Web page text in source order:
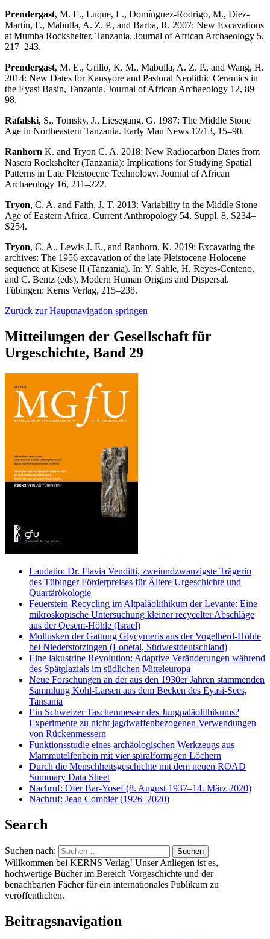
Prendergast, M. E., Luque, L., Domínguez-Rodrigo, M., Diez-
Martín, F., Mabulla, A. Z. P., and Barba, R. 2007: New Excavations
at Mumba Rockshelter, Tanzania. Journal of African Archaeology 5,
217–243.
Prendergast, M. E., Grillo, K. M., Mabulla, A. Z. P., and Wang, H.
2014: New Dates for Kansyore and Pastoral Neolithic Ceramics in
the Eyasi Basin, Tanzania. Journal of African Archaeology 12, 89–
98.
Rafalski, S., Tomsky, J., Liesegang, G. 1987: The Middle Stone
Age in Northeastern Tanzania. Early Man News 12/13, 15–90.
Ranhorn K. and Tryon C. A. 2018: New Radiocarbon Dates from
Nasera Rockshelter (Tanzania): Implications for Studying Spatial
Patterns in Late Pleistocene Technology. Journal of African
Archaeology 16, 211–222.
Tryon, C. A. and Faith, J. T. 2013: Variability in the Middle Stone
Age of Eastern Africa. Current Anthro­pology 54, Suppl. 8, S234–
S254.
Tryon, C. A., Lewis J. E., and Ranhorn, K. 2019: Excavating the
archives: The 1956 excavation of the late Pleistocene‐Holocene
sequence at Kisese II (Tanzania). In: Y. Sahle, H. Reyes-Centeno,
and C. Bentz (eds), Modern Human Origins and Dispersal.
Tübingen: Kerns Verlag, 215–238.
Zurück zur Hauptnavigation springen
Mitteilungen der Gesellschaft für
Urgeschichte, Band 29
Laudatio: Dr. Flavia Venditti, zweiundzwanzigste Trägerin
des Tübinger Förderpreises für Ältere Urgeschichte und
Quartärökologie
Feuerstein-Recycling im Altpaläolithikum der Levante: Eine
mikroskopische Untersuchung kleiner recycelter Abschläge
aus der Qesem-Höhle (Israel)
Mollusken der Gattung Glycymeris aus der Vogelherd-Höhle
bei Niederstotzingen (Lonetal, Südwestdeutschland)
Eine lakustrine Revolution: Adaptive Veränderungen während
des Spätglazials im südlichen Mitteleuropa
Neue Forschungen an der aus den 1930er Jahren stammenden
Sammlung Kohl-Larsen aus dem Becken des Eyasi-Sees,
Tansania
Ein Schweizer Taschenmesser des Jungpaläolithikums?
Experimente zu nicht jagdwaffenbezogenen Verwendungen
von Rückenmessern
Funktionsstudie eines archäologischen Werkzeugs aus
Mammutelfenbein mit vier spiralförmigen Löchern
Durch die Menschheitsgeschichte mit dem neuen ROAD
Summary Data Sheet
Nachruf: Ofer Bar-Yosef (8. August 1937–14. März 2020)
Nachruf: Jean Combier (1926–2020)
Search
Suchen nach:
Willkommen bei KERNS Verlag! Unser Anliegen ist es,
hochwertige Bücher im Bereich Vorgeschichte und der
benachbarten Fächer für ein internationales Publikum zu
veröffentlichen.
Beitragsnavigation